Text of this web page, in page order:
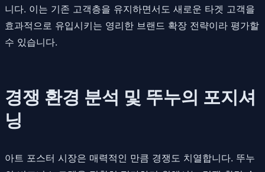
니다. 이는 기존 고객층을 유지하면서도 새로운 타겟 고객을
효과적으로 유입시키는 영리한 브랜드 확장 전략이라 평가할
수 있습니다.
경쟁 환경 분석 및 뚜누의 포지셔
닝
아트 포스터 시장은 매력적인 만큼 경쟁도 치열합니다. 뚜누